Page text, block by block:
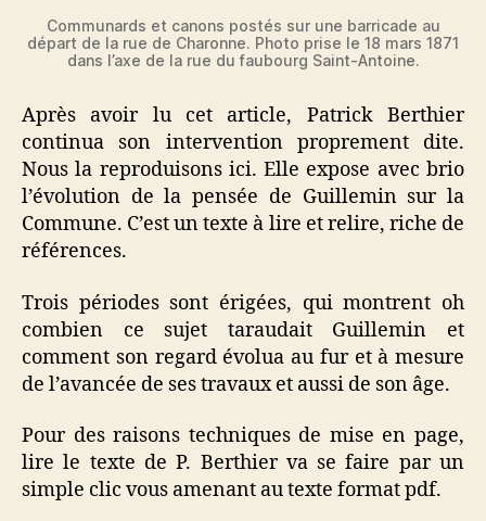
Communards et canons postés sur une barricade au
départ de la rue de Charonne. Photo prise le 18 mars 1871
dans l’axe de la rue du faubourg Saint-Antoine.
Après avoir lu cet article, Patrick Berthier
continua son intervention proprement dite.
Nous la reproduisons ici. Elle expose avec brio
l’évolution de la pensée de Guillemin sur la
Commune. C’est un texte à lire et relire, riche de
références.
Trois périodes sont érigées, qui montrent oh
combien ce sujet taraudait Guillemin et
comment son regard évolua au fur et à mesure
de l’avancée de ses travaux et aussi de son âge.
Pour des raisons techniques de mise en page,
lire le texte de P. Berthier va se faire par un
simple clic vous amenant au texte format pdf.